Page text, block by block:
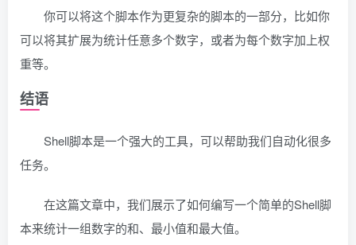
你可以将这个脚本作为更复杂的脚本的一部分，比如你
可以将其扩展为统计任意多个数字，或者为每个数字加上权
重等。
结语
Shell脚本是一个强大的工具，可以帮助我们自动化很多
任务。
在这篇文章中，我们展示了如何编写一个简单的Shell脚
本来统计一组数字的和、最小值和最大值。